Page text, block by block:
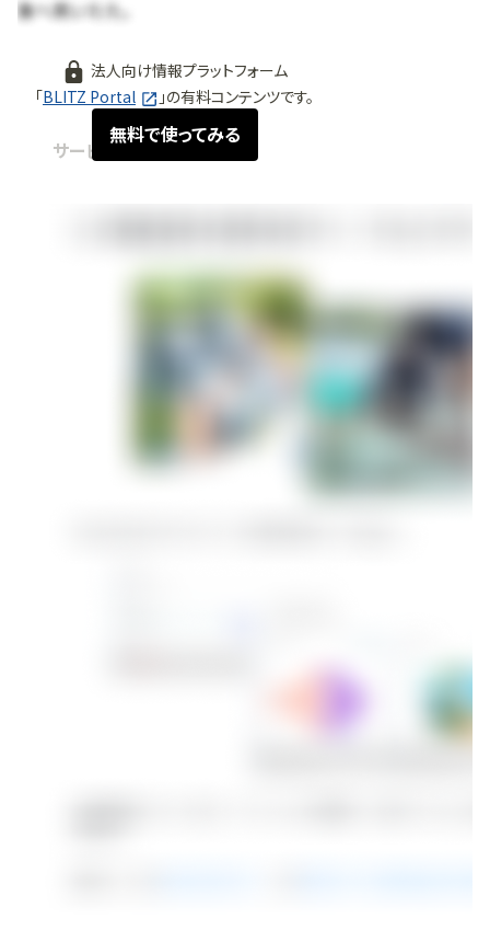
法人向け情報プラットフォーム
「BLITZ Portal 」の有料コンテンツです。
無料で使ってみる
サービス紹介